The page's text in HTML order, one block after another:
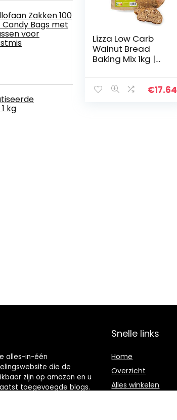
Zakken 100
Bags met
voor
kg
Lizza Low Carb
Walnut Bread
Baking Mix 1kg |
Gluten-Free &€17.64
alles-in-één
die de
zijn op amazon en u
toegevoegde blogs.
Snelle links
Home
Overzicht
Alles winkelen